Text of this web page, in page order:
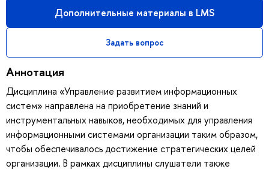
Дополнительные материалы в LMS
Задать вопрос
Аннотация
Дисциплина «Управление развитием информационных
систем» направлена на приобретение знаний и
инструментальных навыков, необходимых для управления
информационными системами организации таким образом,
чтобы обеспечивалось достижение стратегических целей
организации. В рамках дисциплины слушатели также